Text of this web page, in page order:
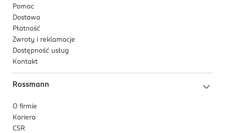
Pomoc
Dostawa
Płatność
Zwroty i reklamacje
Dostępność usług
Kontakt
Rossmann
O firmie
Kariera
CSR